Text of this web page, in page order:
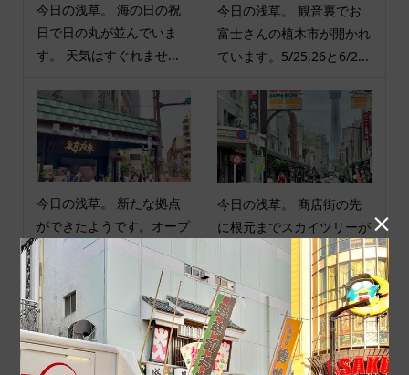
今日の浅草。 海の日の祝
日で日の丸が並んでいま
す。 天気はすぐれませ...
今日の浅草。 観音裏でお
富士さんの植木市が開かれ
ています。5/25,26と6/2...
今日の浅草。 新たな拠点
ができたようです。オープ
ンしてまもないですが、...
今日の浅草。 商店街の先
に根元までスカイツリーが
見えるかっぱ橋交差点に...
商品カテゴリ
商品ジャンル
